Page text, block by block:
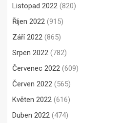
Listopad 2022 (820)
Říjen 2022 (915)
Září 2022 (865)
Srpen 2022 (782)
Červenec 2022 (609)
Červen 2022 (565)
Květen 2022 (616)
Duben 2022 (474)